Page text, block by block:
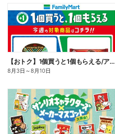
【おトク】1個買うと1個もらえる/アイス
8月3日 ～8月10日